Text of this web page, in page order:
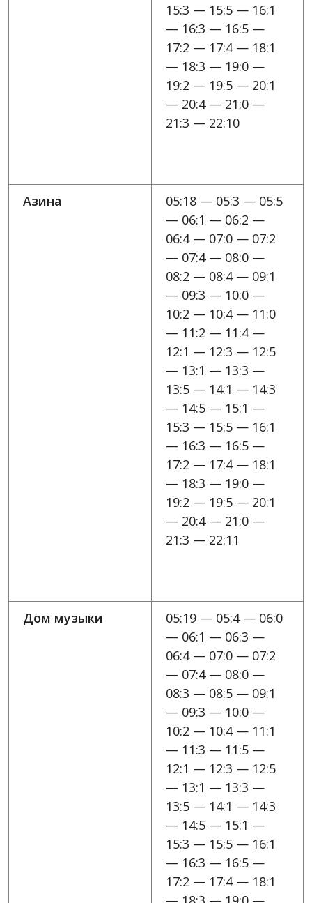
15:3 — 15:5 — 16:1
— 16:3 — 16:5 —
17:2 — 17:4 — 18:1
— 18:3 — 19:0 —
19:2 — 19:5 — 20:1
— 20:4 — 21:0 —
21:3 — 22:10
Азина
05:18 — 05:3 — 05:5
— 06:1 — 06:2 —
06:4 — 07:0 — 07:2
— 07:4 — 08:0 —
08:2 — 08:4 — 09:1
— 09:3 — 10:0 —
10:2 — 10:4 — 11:0
— 11:2 — 11:4 —
12:1 — 12:3 — 12:5
— 13:1 — 13:3 —
13:5 — 14:1 — 14:3
— 14:5 — 15:1 —
15:3 — 15:5 — 16:1
— 16:3 — 16:5 —
17:2 — 17:4 — 18:1
— 18:3 — 19:0 —
19:2 — 19:5 — 20:1
— 20:4 — 21:0 —
21:3 — 22:11
Дом музыки
05:19 — 05:4 — 06:0
— 06:1 — 06:3 —
06:4 — 07:0 — 07:2
— 07:4 — 08:0 —
08:3 — 08:5 — 09:1
— 09:3 — 10:0 —
10:2 — 10:4 — 11:1
— 11:3 — 11:5 —
12:1 — 12:3 — 12:5
— 13:1 — 13:3 —
13:5 — 14:1 — 14:3
— 14:5 — 15:1 —
15:3 — 15:5 — 16:1
— 16:3 — 16:5 —
17:2 — 17:4 — 18:1